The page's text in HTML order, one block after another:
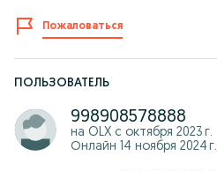
Пожаловаться
ПОЛЬЗОВАТЕЛЬ
998908578888
на OLX с октября 2023 г.
Онлайн 14 ноября 2024 г.